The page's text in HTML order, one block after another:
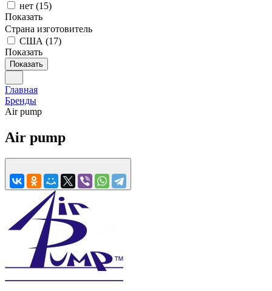
нет (15)
Показать
Страна изготовитель
США (17)
Показать
Показать
Главная
Бренды
Air pump
Air pump